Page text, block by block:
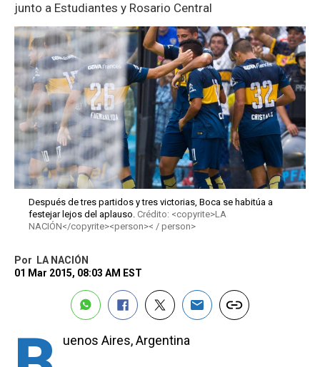
junto a Estudiantes y Rosario Central
Después de tres partidos y tres victorias, Boca se habitúa a
festejar lejos del aplauso. Crédito: <copyrite>LA
NACIÓN</copyrite><person>< / person>
Por
LA NACIÓN
01 Mar 2015, 08:03 AM EST
uenos Aires, Argentina